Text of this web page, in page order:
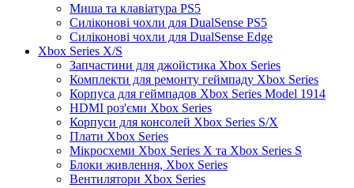
Миша та клавіатура PS5
Силіконові чохли для DualSense PS5
Силіконові чохли для DualSense Edge
Xbox Series X/S
Запчастини для джойстика Xbox Series
Комплекти для ремонту геймпаду Xbox Series
Корпуса для геймпадов Xbox Series Model 1914
HDMI роз'єми Xbox Series
Корпуси для консолей Xbox Series S/X
Плати Xbox Series
Мікросхеми Xbox Series X та Xbox Series S
Блоки живлення, Xbox Series
Вентилятори Xbox Series